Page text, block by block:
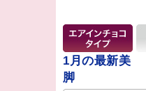
1月の最新美
脚